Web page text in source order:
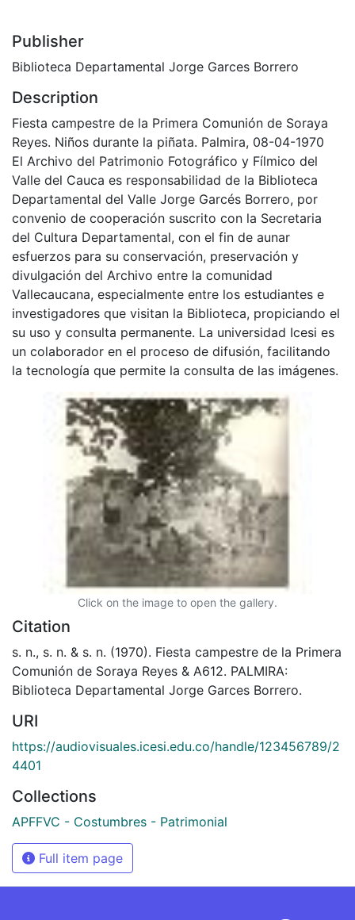
Publisher
Biblioteca Departamental Jorge Garces Borrero
Description
Fiesta campestre de la Primera Comunión de Soraya
Reyes. Niños durante la piñata. Palmira, 08-04-1970
El Archivo del Patrimonio Fotográfico y Fílmico del
Valle del Cauca es responsabilidad de la Biblioteca
Departamental del Valle Jorge Garcés Borrero, por
convenio de cooperación suscrito con la Secretaria
del Cultura Departamental, con el fin de aunar
esfuerzos para su conservación, preservación y
divulgación del Archivo entre la comunidad
Vallecaucana, especialmente entre los estudiantes e
investigadores que visitan la Biblioteca, propiciando el
su uso y consulta permanente. La universidad Icesi es
un colaborador en el proceso de difusión, facilitando
la tecnología que permite la consulta de las imágenes.
Click on the image to open the gallery.
Citation
s. n., s. n. & s. n. (1970). Fiesta campestre de la Primera
Comunión de Soraya Reyes & A612. PALMIRA:
Biblioteca Departamental Jorge Garces Borrero.
URI
https://audiovisuales.icesi.edu.co/handle/123456789/2
4401
Collections
APFFVC - Costumbres - Patrimonial
Full item page